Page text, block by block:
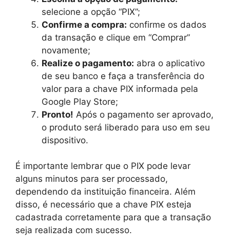
selecione a opção “PIX”;
Confirme a compra: confirme os dados
da transação e clique em “Comprar”
novamente;
Realize o pagamento: abra o aplicativo
de seu banco e faça a transferência do
valor para a chave PIX informada pela
Google Play Store;
Pronto! Após o pagamento ser aprovado,
o produto será liberado para uso em seu
dispositivo.
É importante lembrar que o PIX pode levar
alguns minutos para ser processado,
dependendo da instituição financeira. Além
disso, é necessário que a chave PIX esteja
cadastrada corretamente para que a transação
seja realizada com sucesso.